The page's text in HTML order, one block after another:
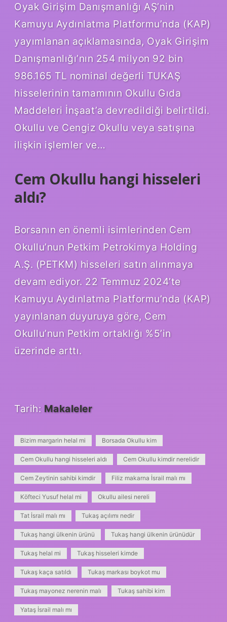
Oyak Girişim Danışmanlığı AŞ’nin
Kamuyu Aydınlatma Platformu’nda (KAP)
yayımlanan açıklamasında, Oyak Girişim
Danışmanlığı’nın 254 milyon 92 bin
986.165 TL nominal değerli TUKAŞ
hisselerinin tamamının Okullu Gıda
Maddeleri İnşaat’a devredildiği belirtildi.
Okullu ve Cengiz Okullu veya satışına
ilişkin işlemler ve…
Cem Okullu hangi hisseleri
aldı?
Borsanın en önemli isimlerinden Cem
Okullu’nun Petkim Petrokimya Holding
A.Ş. (PETKM) hisseleri satın alınmaya
devam ediyor. 22 Temmuz 2024’te
Kamuyu Aydınlatma Platformu’nda (KAP)
yayınlanan duyuruya göre, Cem
Okullu’nun Petkim ortaklığı %5’in
üzerinde arttı.
Tarih: Makaleler
Bizim margarin helal mi Borsada Okullu kim
Cem Okullu hangi hisseleri aldı Cem Okullu kimdir nerelidir
Cem Zeytinin sahibi kimdir Filiz makarna İsrail malı mı
Köfteci Yusuf helal mi Okullu ailesi nereli
Tat İsrail malı mı Tukaş açılımı nedir
Tukaş hangi ülkenin ürünü Tukaş hangi ülkenin ürünüdür
Tukaş helal mi Tukaş hisseleri kimde
Tukaş kaça satıldı Tukaş markası boykot mu
Tukaş mayonez nerenin malı Tukaş sahibi kim
Yataş İsrail malı mı